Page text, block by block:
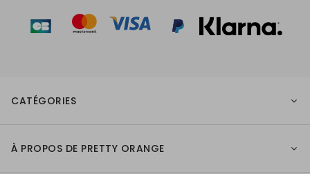
CATÉGORIES
À PROPOS DE PRETTY ORANGE